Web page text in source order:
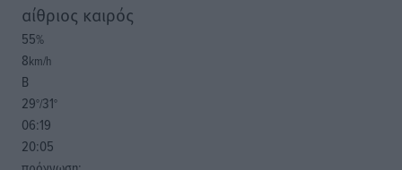
αίθριος καιρός
55%
8km/h
Β
29°/31°
06:19
20:05